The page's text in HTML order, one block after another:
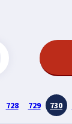
728 729 730